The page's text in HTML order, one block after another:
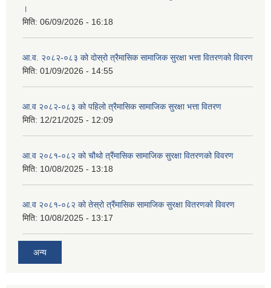
।
मिति: 06/09/2026 - 16:18
आ.व. २०८२-०८३ को दोस्रो त्रैमासिक सामाजिक सुरक्षा भत्ता वितरणको विवरण
मिति: 01/09/2026 - 14:55
आ.व २०८२-०८३ को पहिलो त्रैमासिक सामाजिक सुरक्षा भत्ता वितरण
मिति: 12/21/2025 - 12:09
आ.व २०८१-०८२ को चौथो त्रैंमासिक सामाजिक सुरक्षा वितरणको विवरण
मिति: 10/08/2025 - 13:18
आ.व २०८१-०८२ को तेस्रो त्रैंमासिक सामाजिक सुरक्षा वितरणको विवरण
मिति: 10/08/2025 - 13:17
अन्य